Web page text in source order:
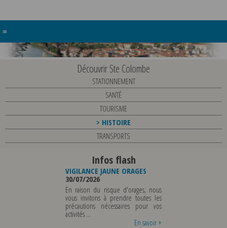
≡
Découvrir Ste Colombe
STATIONNEMENT
SANTÉ
TOURISME
HISTOIRE
TRANSPORTS
Infos flash
VIGILANCE JAUNE ORAGES
30/07/2026
En raison du risque d'orages, nous
vous invitons à prendre toutes les
précautions nécessaires pour vos
activités ...
En savoir +
29/07/2026
Météo-France a
département du
vigilance jaune ...